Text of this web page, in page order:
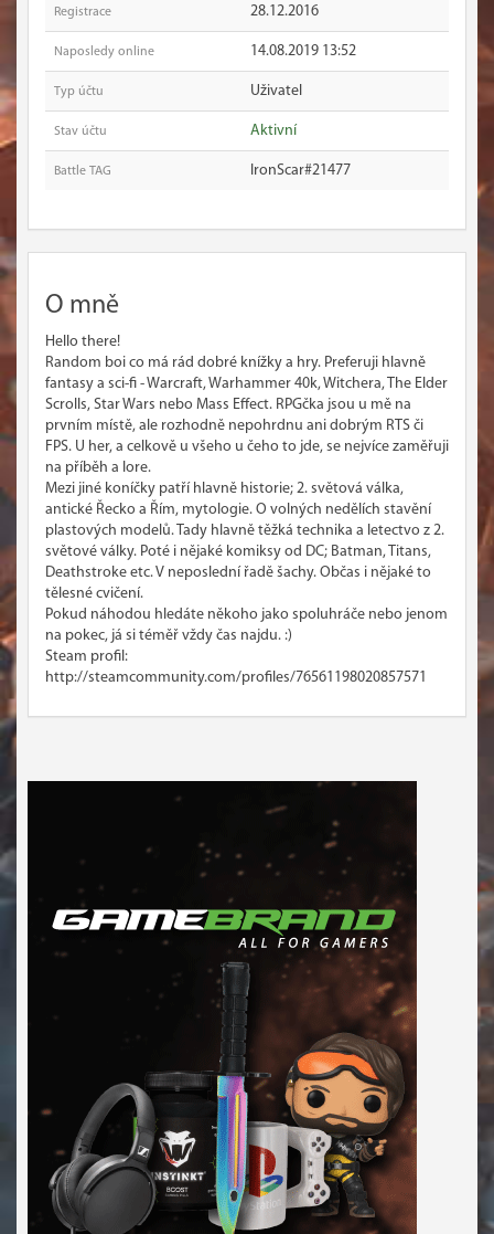
Registrace 28.12.2016
Naposledy online 14.08.2019 13:52
Typ účtu Uživatel
Stav účtu Aktivní
Battle TAG IronScar#21477
O mně
Hello there!
Random boi co má rád dobré knížky a hry. Preferuji hlavně
fantasy a sci-fi - Warcraft, Warhammer 40k, Witchera, The Elder
Scrolls, Star Wars nebo Mass Effect. RPGčka jsou u mě na
prvním místě, ale rozhodně nepohrdnu ani dobrým RTS či
FPS. U her, a celkově u všeho u čeho to jde, se nejvíce zaměřuji
na příběh a lore.
Mezi jiné koníčky patří hlavně historie; 2. světová válka,
antické Řecko a Řím, mytologie. O volných nedělích stavění
plastových modelů. Tady hlavně těžká technika a letectvo z 2.
světové války. Poté i nějaké komiksy od DC; Batman, Titans,
Deathstroke etc. V neposlední řadě šachy. Občas i nějaké to
tělesné cvičení.
Pokud náhodou hledáte někoho jako spoluhráče nebo jenom
na pokec, já si téměř vždy čas najdu. :)
Steam profil:
http://steamcommunity.com/profiles/76561198020857571